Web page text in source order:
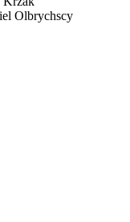
Olbrychscy